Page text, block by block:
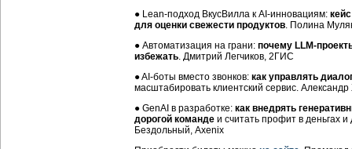
● Lean-подход ВкусВилла к AI-инновациям:
для оценки свежести продуктов. Полина
● Автоматизация на грани: почему LLM-
избежать. Дмитрий Легчиков, 2ГИС
● AI-боты вместо звонков: как управлять
масштабировать клиентский сервис.
● GenAI в разработке: как внедрять
дорогой команде и считать профит в деньгах и
Бездольный, Axenix